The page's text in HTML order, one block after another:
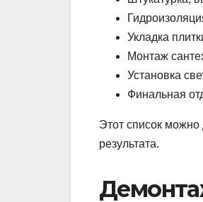
Укладка
Монтаж
Установка
Финальная
Этот список можно
результата.